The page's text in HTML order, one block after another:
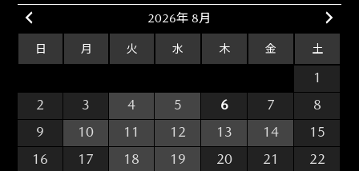
2026年 8月
日 月 火 水 木 金 土
1
2
3 4 5 6 7
8
9
10 11 12 13 14
15
16
17 18 19 20 21
22